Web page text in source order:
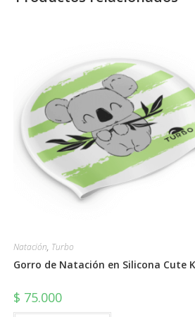
Natación, Turbo
Gorro de Natación en Silicona Cute
$ 75.000